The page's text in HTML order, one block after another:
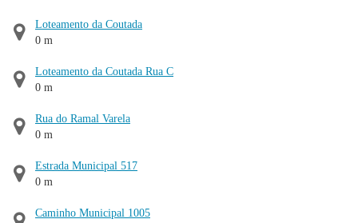
Loteamento da Coutada
0 m
Loteamento da Coutada Rua C
0 m
Rua do Ramal Varela
0 m
Estrada Municipal 517
0 m
Caminho Municipal 1005